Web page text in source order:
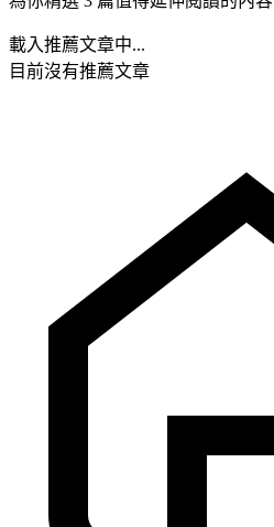
載入推薦文章中...
目前沒有推薦文章